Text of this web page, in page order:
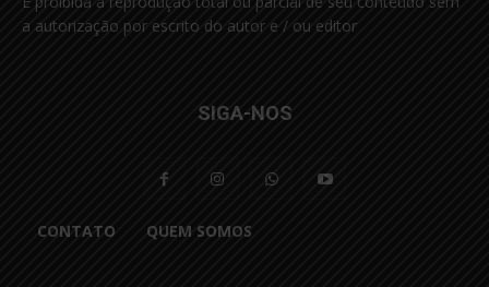
a autorização por escrito do autor e / ou editor
SIGA-NOS
CONTATO QUEM SOMOS